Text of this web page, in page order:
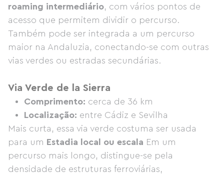
roaming intermediário, com vários pontos de
acesso que permitem dividir o percurso.
Também pode ser integrada a um percurso
maior na Andaluzia, conectando-se com outras
vias verdes ou estradas secundárias.
Via Verde de la Sierra
Comprimento: cerca de 36 km
Localização: entre Cádiz e Sevilha
Mais curta, essa via verde costuma ser usada
para um Estadia local ou escala Em um
percurso mais longo, distingue-se pela
densidade de estruturas ferroviárias,